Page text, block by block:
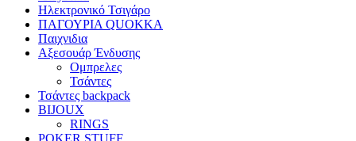
Ηλεκτρονικό Τσιγάρο
ΠΑΓΟΥΡΙΑ QUOKKA
Παιχνιδια
Αξεσουάρ Ένδυσης
Oμπρελες
Τσάντες
Τσάντες backpack
BIJOUX
RINGS
POKER STUFF